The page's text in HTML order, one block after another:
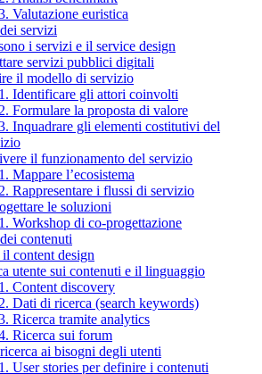
Valutazione euristica
servizi
i servizi e il service design
servizi pubblici digitali
il modello di servizio
Identificare gli attori coinvolti
Formulare la proposta di valore
Inquadrare gli elementi costitutivi del
il funzionamento del servizio
Mappare l’ecosistema
Rappresentare i flussi di servizio
le soluzioni
Workshop di co-progettazione
contenuti
il content design
utente sui contenuti e il linguaggio
Content discovery
Dati di ricerca (search keywords)
Ricerca tramite analytics
Ricerca sui forum
ai bisogni degli utenti
User stories per definire i contenuti